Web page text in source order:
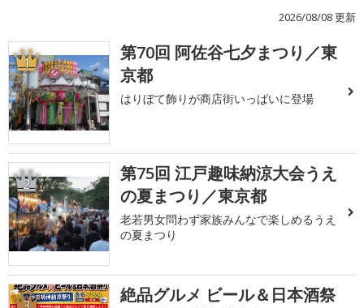
2026/08/08 更新
1
第70回 阿佐谷七夕まつり／東
京都
はりぼて飾りが商店街いっぱいに登場
2
第75回 江戸趣味納涼大会うえ
の夏まつり／東京都
老若男女問わず家族みんなで楽しめるうえ
の夏まつり
絶品グルメ ビール＆日本酒祭